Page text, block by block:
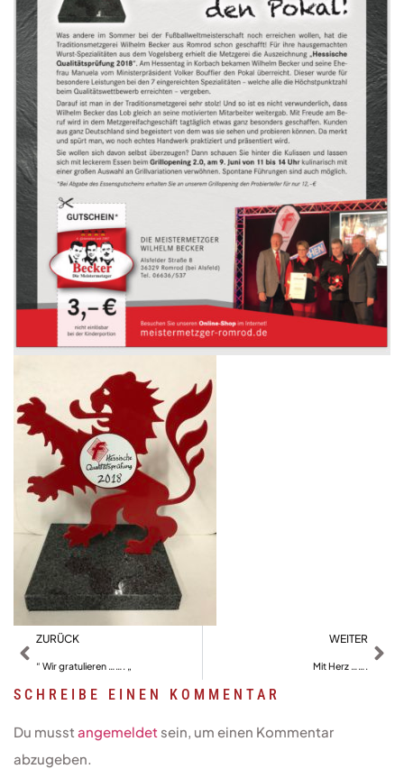
ZURÜCK
“ Wir gratulieren ……. „
WEITER
Mit Herz …….
SCHREIBE EINEN KOMMENTAR
Du musst angemeldet sein, um einen Kommentar
abzugeben.